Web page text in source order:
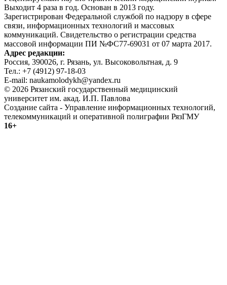
Выходит 4 раза в год. Основан в 2013 году.
Зарегистрирован Федеральной службой по надзору в сфере
связи, информационных технологий и массовых
коммуникаций. Свидетельство о регистрации средства
массовой информации ПИ №ФС77-69031 от 07 марта 2017.
Адрес редакции:
Россия, 390026, г. Рязань, ул. Высоковольтная, д. 9
Тел.: +7 (4912) 97-18-03
E-mail: naukamolodykh@yandex.ru
© 2026 Рязанский государственный медицинский
университет им. акад. И.П. Павлова
Создание сайта - Управление информационных технологий,
телекоммуникаций и оперативной полиграфии РязГМУ
16+